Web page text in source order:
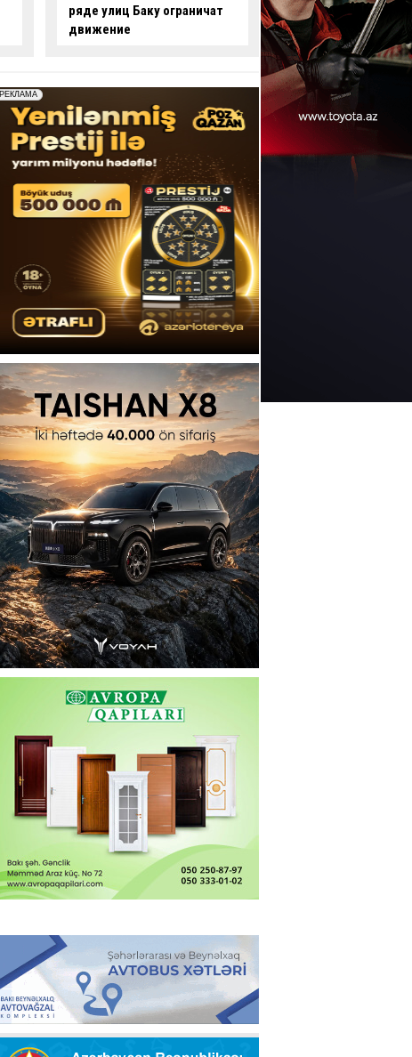
опасные действия за рулем
-ВИДЕО
произошло
ДТП:есть
пострадавший